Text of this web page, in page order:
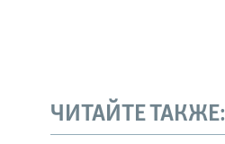
ЧИТАЙТЕ ТАКЖЕ: